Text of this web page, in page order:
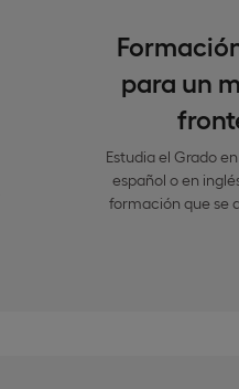
para un
Estudia el Grado
español o en
formación que se